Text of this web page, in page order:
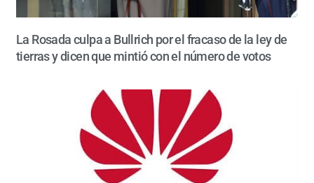
La Rosada culpa a Bullrich por el fracaso de la ley de
tierras y dicen que mintió con el número de votos